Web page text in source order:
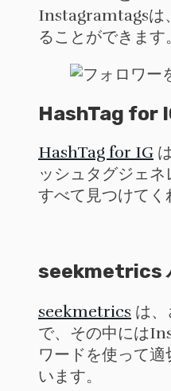
Instagramtagsは
ることができます。
HashTag for
HashTag for IG
ッシュタグジェ
すべて見つけてく
seekmetrics
seekmetrics は
で、その中には
ワードを使って
います。